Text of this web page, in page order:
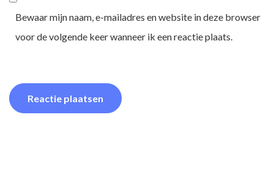
Bewaar mijn naam, e-mailadres en website in deze browser
voor de volgende keer wanneer ik een reactie plaats.